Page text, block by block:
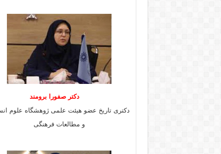
دكتر صفورا برومند
دكترى تاريخ عضو هيئت علمى ژوهشگاه علوم
و مطالعات فرهنگى